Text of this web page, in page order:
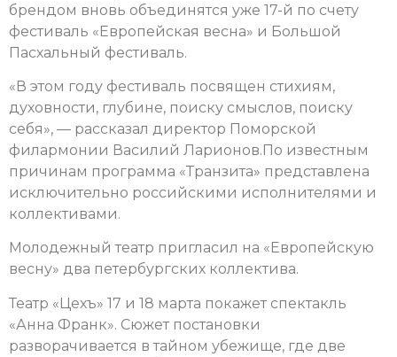
брендом вновь объединятся уже 17-й по счету
фестиваль «Европейская весна» и Большой
Пасхальный фестиваль.
«В этом году фестиваль посвящен стихиям,
духовности, глубине, поиску смыслов, поиску
себя», — рассказал директор Поморской
филармонии Василий Ларионов.По известным
причинам программа «Транзита» представлена
исключительно российскими исполнителями и
коллективами.
Молодежный театр пригласил на «Европейскую
весну» два петербургских коллектива.
Театр «Цехъ» 17 и 18 марта покажет спектакль
«Анна Франк». Сюжет постановки
разворачивается в тайном убежище, где две